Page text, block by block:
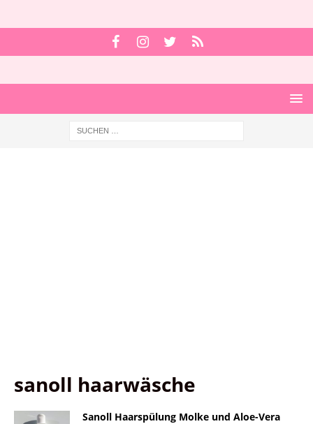
sanoll haarwäsche
Sanoll Haarspülung Molke und Aloe-Vera